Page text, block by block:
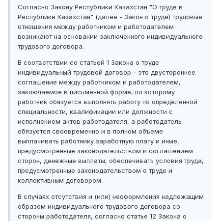
Согласно Закону Республики Казахстан "О труде в
Республике Казахстан" (далее - Закон о труде) трудовые
отношения между работником и работодателем
возникают на основании заключенного индивидуального
трудового договора.
В соответствии со статьей 1 Закона о труде
индивидуальный трудовой договор - это двустороннее
соглашение между работником и работодателем,
заключаемое в письменной форме, по которому
работник обязуется выполнять работу по определенной
специальности, квалификации или должности с
исполнением актов работодателя, а работодатель
обязуется своевременно и в полном объеме
выплачивать работнику заработную плату и иные,
предусмотренные законодательством и соглашением
сторон, денежные выплаты, обеспечивать условия труда,
предусмотренные законодательством о труде и
коллективным договором.
В случаях отсутствия и (или) неоформления надлежащим
образом индивидуального трудового договора со
стороны работодателя, согласно статье 12 Закона о